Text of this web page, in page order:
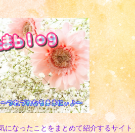
になったことをまとめて紹介するサイト